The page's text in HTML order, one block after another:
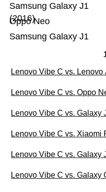
Samsung Galaxy J1
Oppo Neo
Samsung Galaxy J1
(2016)
Lenovo Vibe C vs. Lenovo
Lenovo Vibe C vs. Oppo
Lenovo Vibe C vs. Galaxy
Lenovo Vibe C vs. Xiaomi
Lenovo Vibe C vs. Galaxy
Lenovo Vibe C vs. Galaxy